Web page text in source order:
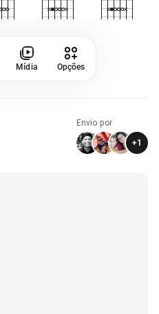
Mídia Opções
Envio por
+1